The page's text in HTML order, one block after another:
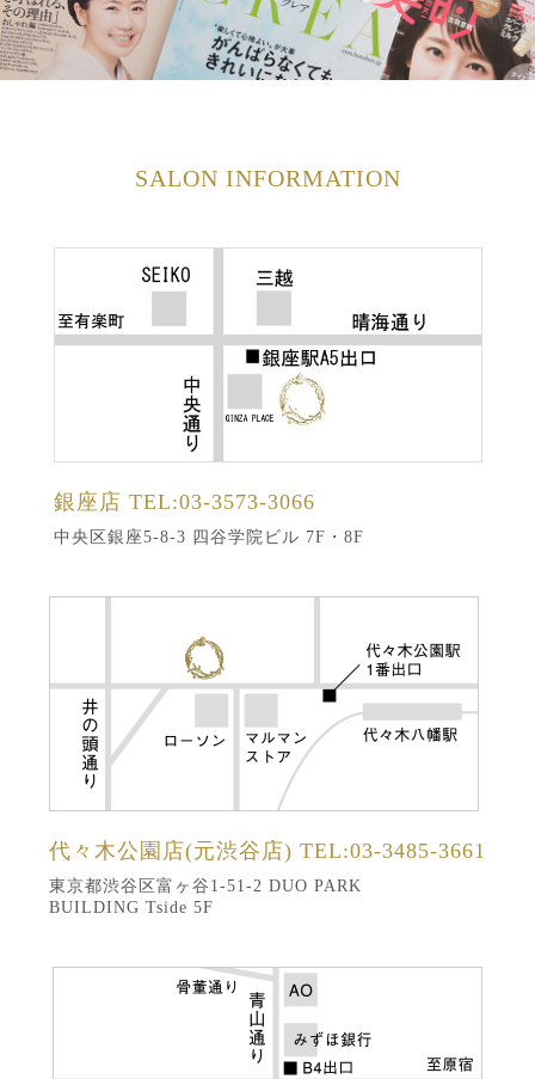
SALON INFORMATION
銀座店 TEL:03-3573-3066
中央区銀座5-8-3 四谷学院ビル 7F・8F
代々木公園店(元渋谷店) TEL:03-3485-3661
東京都渋谷区富ヶ谷1-51-2 DUO PARK
BUILDING Tside 5F